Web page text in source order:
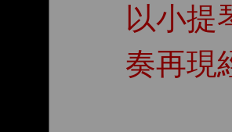
以小提
奏再現